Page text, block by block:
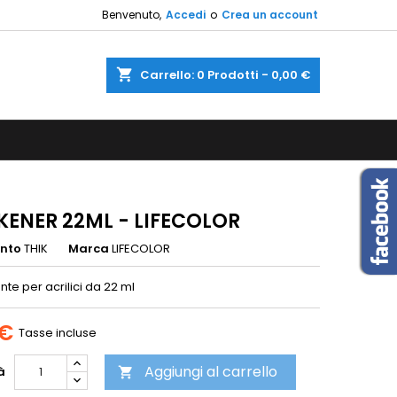
Benvenuto, Accedi o Crea un account
shopping_cart Carrello: 0 Prodotti - 0,00 €
22ML - LIFECOLOR
THIK Marca LIFECOLOR
per acrilici da 22 ml
Tasse incluse
 Aggiungi al carrello